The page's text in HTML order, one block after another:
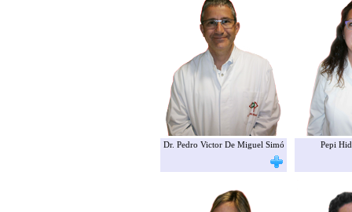
Dr. Pedro Victor De Miguel Simó Pepi